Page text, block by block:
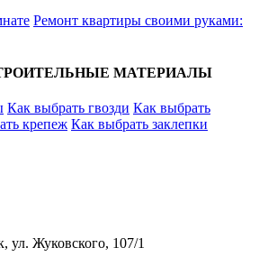
Ремонт квартиры своими руками:
МАТЕРИАЛЫ
Как выбрать гвозди Как выбрать
крепеж Как выбрать заклепки
ул. Жуковского, 107/1